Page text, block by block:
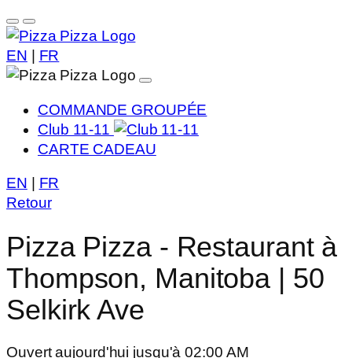
EN FR
COMMANDE GROUPÉE
Club 11-11
CARTE CADEAU
EN
FR
Retour
Pizza Pizza - Restaurant à
Thompson, Manitoba | 50
Selkirk Ave
Ouvert aujourd'hui jusqu'à 02:00 AM